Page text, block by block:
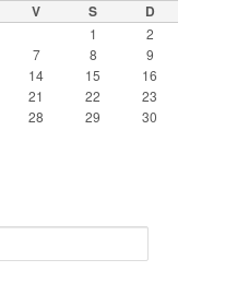
V S D
1
2
7 8
9
14 15
16
21 22
23
28 29
30